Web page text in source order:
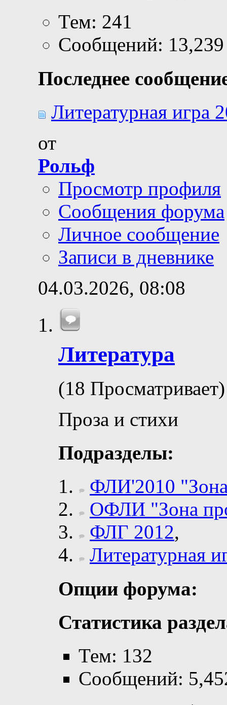
Тем: 241
Сообщений: 13,239
Последнее
Литературная игра
от
Рольф
Просмотр профиля
Сообщения форума
Личное сообщение
Записи в дневнике
04.03.2026, 08:08
Литература
(18 Просматривает)
Проза и стихи
Подразделы:
ФЛИ'2010
ОФЛИ "Зона
ФЛГ 2012,
Литературная
Опции форума:
Статистика
Тем: 132
Сообщений: